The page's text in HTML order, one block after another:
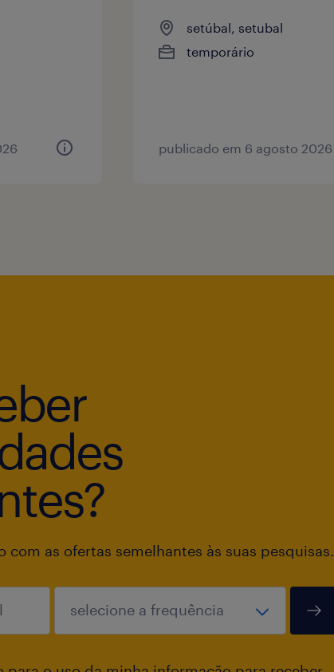
setúbal, setubal
temporário
publicado em 6 agosto 2026
com as ofertas semelhantes às suas pesquisas.